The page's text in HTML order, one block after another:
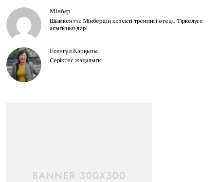
Мінбер
Шымкентте Мінбердің кезекті тренингі өтеді. Тіркелуге
асығыңыздар!
Есенгүл Кәпқызы
Серіктес жаңалығы